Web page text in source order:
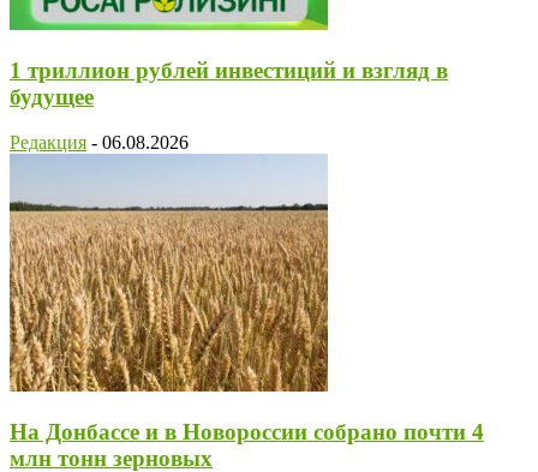
1 триллион рублей инвестиций и взгляд в
будущее
Редакция - 06.08.2026
На Донбассе и в Новороссии собрано почти 4
млн тонн зерновых